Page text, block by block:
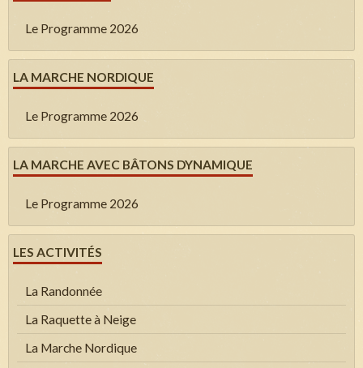
Le Programme 2026
LA MARCHE NORDIQUE
Le Programme 2026
LA MARCHE AVEC BÂTONS DYNAMIQUE
Le Programme 2026
LES ACTIVITÉS
La Randonnée
La Raquette à Neige
La Marche Nordique